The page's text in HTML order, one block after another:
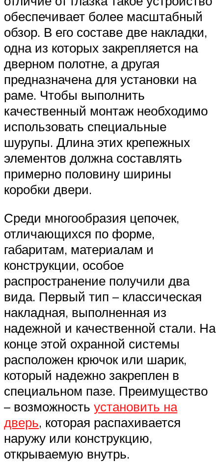
обеспечивает более масштабный
обзор. В его составе две накладки,
одна из которых закрепляется на
дверном полотне, а другая
предназначена для установки на
раме. Чтобы выполнить
качественный монтаж необходимо
использовать специальные
шурупы. Длина этих крепежных
элементов должна составлять
примерно половину ширины
коробки двери.
Среди многообразия цепочек,
отличающихся по форме,
габаритам, материалам и
конструкции, особое
распространение получили два
вида. Первый тип – классическая
накладная, выполненная из
надежной и качественной стали. На
конце этой охранной системы
расположен крючок или шарик,
который надежно закреплен в
специальном пазе. Преимущество
– возможность установить на
дверь, которая распахивается
наружу или конструкцию,
открываемую внутрь.